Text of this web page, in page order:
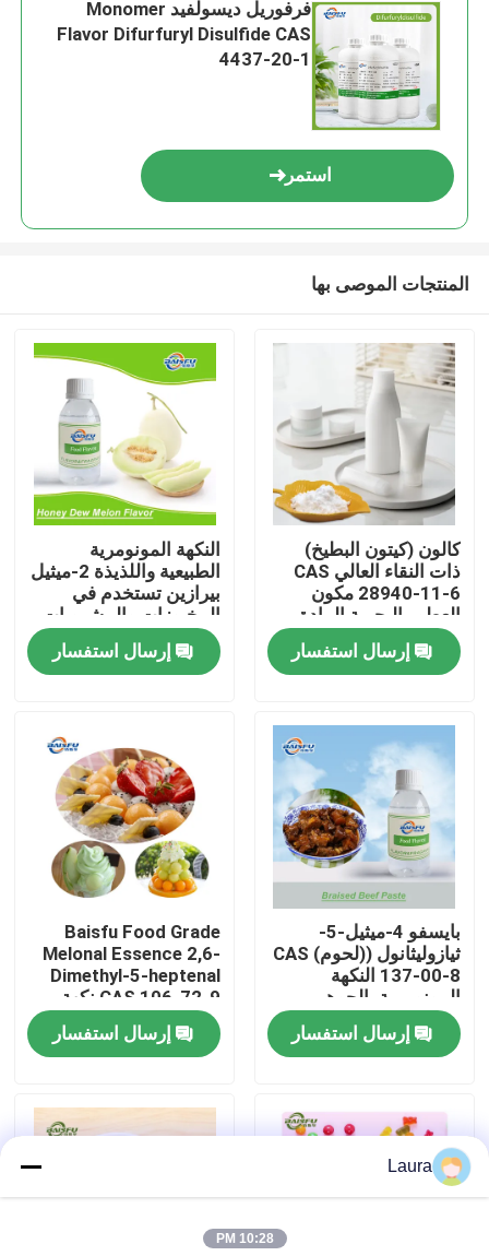
المنزل
فيديوهات
برنامج VR
جولة في المصنع
مراقبة الجودة
أخبار
نكهات الجوهر الغذائي
فرفوريل ديسولفيد Monomer
Flavor Difurfuryl Disulfide CAS
4437-20-1
استمر
المنتجات الموصى بها
كالون (كيتون البطيخ)
ذات النقاء العالي CAS
28940-11-6 مكون
العطور البحرية المادة
المائية الاصطناعية
إرسال استفسار
النكهة المونومرية
الطبيعية واللذيذة 2-ميثيل
بيرازين تستخدم في
المخبوزات والمشروبات
الباردة والتبغ
إرسال استفسار
بايسفو 4-ميثيل-5-
ثيازوليثانول ((لحوم) CAS
137-00-8 النكهة
المونومرية، الجوهر
المضاف
إرسال استفسار
Baisfu Food Grade
Melonal Essence 2,6-
Dimethyl-5-heptenal
CAS 106-72-9 نكهة
البطيخ الطازجة
للمشروبات والعطور
اليومية
إرسال استفسار
Laura
10:28 PM